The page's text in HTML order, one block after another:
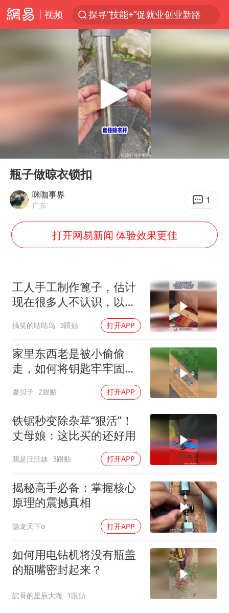
视频
探寻“技能+”促就业创业新路
24小时不关空调 电费反而更低？
店主遭女子“鬼手”换钞
美国退回1000亿美元关税
38岁山东财大教授刘海明逝世
维持强台风级！白海豚直奔华东沿海
河南试行周五下午弹性离岗
41岁女子为鼓励女儿考上985研究生
如何把百年大党建设得更加坚强有力
弹药库存告急 美军补货难
南太行山失联女孩最后信号不在山林
李亚鹏向地铁吐血女孩捐99999元
总书记关心百姓身边这些民生大事
Play
瓶子做晾衣锁扣
咪咖事界
广东 1
打开网易新闻 体验效果更佳
工人手工制作篦子，估计
现在很多人不认识，以前
搞笑的咕咕鸟 3跟贴 打开APP
家里东西老是被小偷偷
走，如何将钥匙牢牢固定
起来，看见也无法！
夏贝子 2跟贴 打开APP
铁锯秒变除杂草“狠活”！
丈母娘：这比买的还好用
我是汪汪妹 3跟贴 打开APP
揭秘高手必备：掌握核心
原理的震撼真相
隐龙天下o 打开APP
如何用电钻机将没有瓶盖
的瓶嘴密封起来？
皖哥的星辰大海 1跟贴